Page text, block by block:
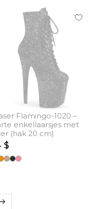
Flamingo-1020 –
enkellaarsjes met
(hak 20 cm)
$